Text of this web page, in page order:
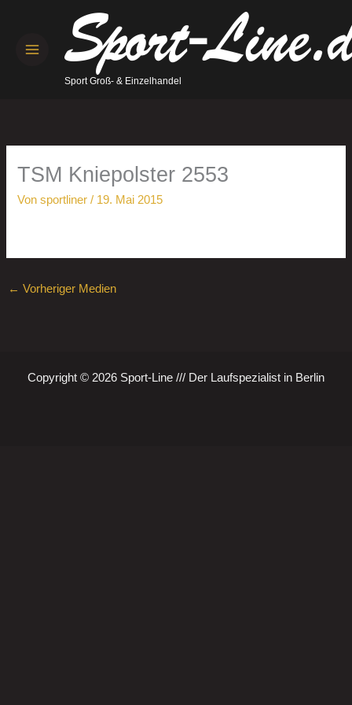
springen
Sport Groß- & Einzelhandel
TSM Kniepolster 2553
Vonsportliner/ 19. Mai 2015
← Vorheriger Medien
Copyright © 2026 Sport-Line /// Der Laufspezialist in Berlin